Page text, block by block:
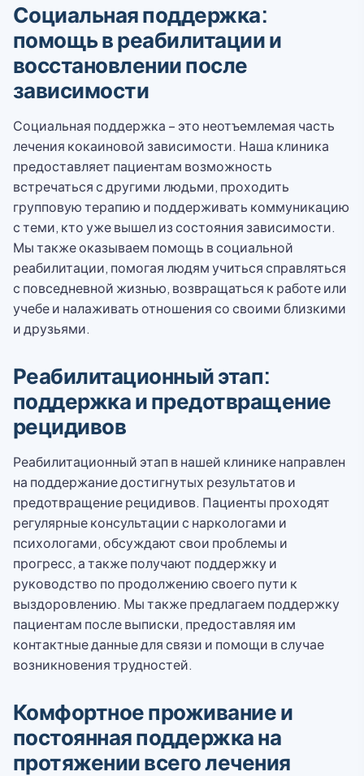
Социальная поддержка:
помощь в реабилитации и
восстановлении после
зависимости
Социальная поддержка – это неотъемлемая часть
лечения кокаиновой зависимости. Наша клиника
предоставляет пациентам возможность
встречаться с другими людьми, проходить
групповую терапию и поддерживать коммуникацию
с теми, кто уже вышел из состояния зависимости.
Мы также оказываем помощь в социальной
реабилитации, помогая людям учиться справляться
с повседневной жизнью, возвращаться к работе или
учебе и налаживать отношения со своими близкими
и друзьями.
Реабилитационный этап:
поддержка и предотвращение
рецидивов
Реабилитационный этап в нашей клинике направлен
на поддержание достигнутых результатов и
предотвращение рецидивов. Пациенты проходят
регулярные консультации с наркологами и
психологами, обсуждают свои проблемы и
прогресс, а также получают поддержку и
руководство по продолжению своего пути к
выздоровлению. Мы также предлагаем поддержку
пациентам после выписки, предоставляя им
контактные данные для связи и помощи в случае
возникновения трудностей.
Комфортное проживание и
постоянная поддержка на
протяжении всего лечения